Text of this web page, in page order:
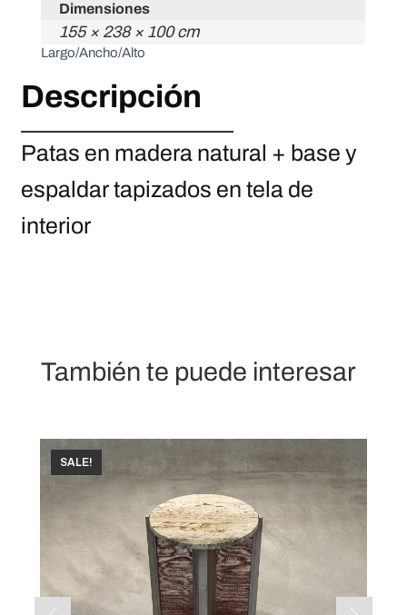
Dimensiones
155 × 238 × 100 cm
Largo/Ancho/Alto
Descripción
Patas en madera natural + base y
espaldar tapizados en tela de
interior
También te puede interesar
SALE!